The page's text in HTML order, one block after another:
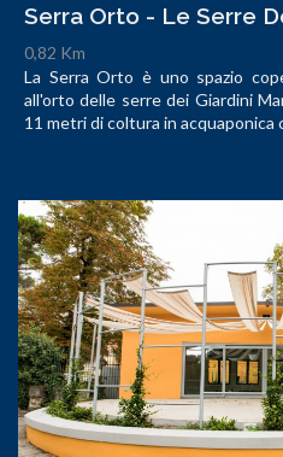
Serra Orto - Le Serre
0,82 Km
La Serra Orto è uno spazio
all'orto delle serre dei Giardini
11 metri di coltura in acquaponica